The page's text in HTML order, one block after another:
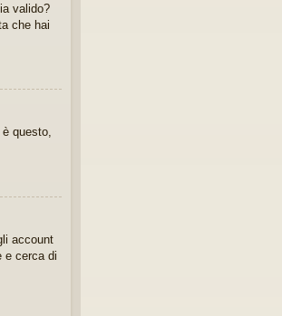
valido?
che hai
questo,
account
e cerca di